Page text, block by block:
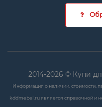
2014-2026 © Купи
Информация о наличии, стоимости,
kddmebel.ru является справочной и